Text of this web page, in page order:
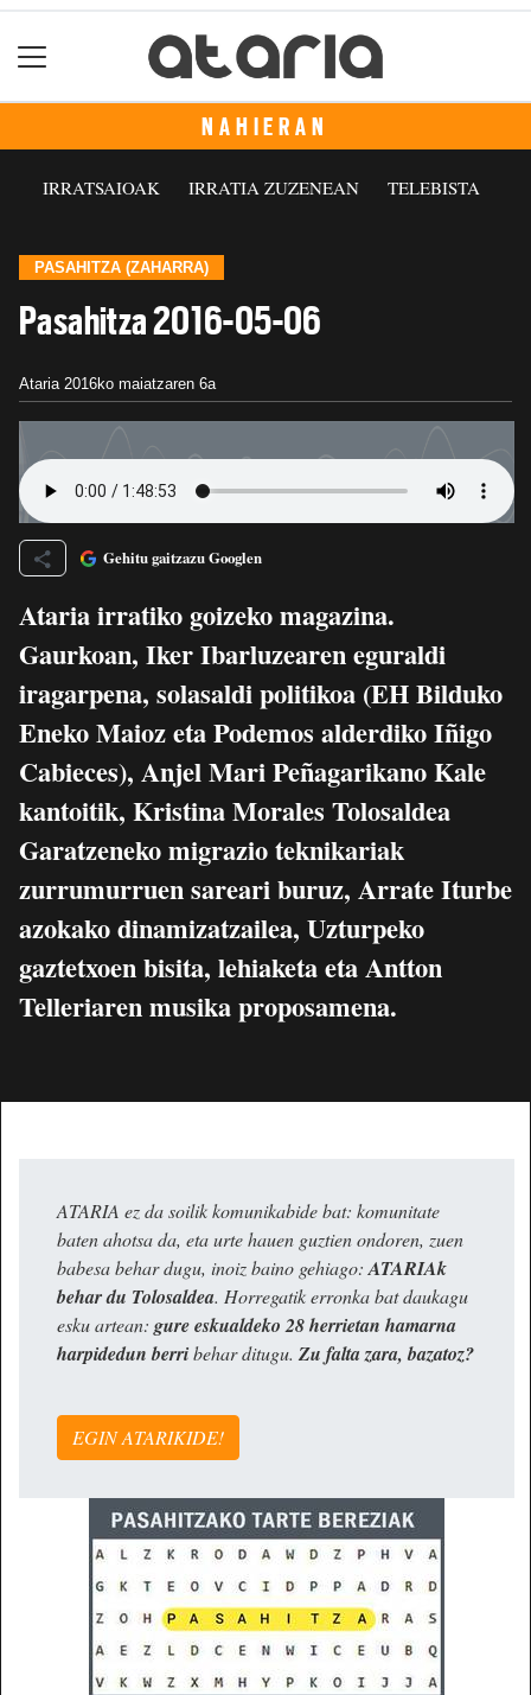
NAHIERAN
IRRATSAIOAK IRRATIA ZUZENEAN TELEBISTA
PASAHITZA (ZAHARRA)
Pasahitza 2016-05-06
Ataria 2016ko maiatzaren 6a
Gehitu gaitzazu Googlen
Ataria irratiko goizeko magazina.
Gaurkoan, Iker Ibarluzearen eguraldi
iragarpena, solasaldi politikoa (EH Bilduko
Eneko Maioz eta Podemos alderdiko Iñigo
Cabieces), Anjel Mari Peñagarikano Kale
kantoitik, Kristina Morales Tolosaldea
Garatzeneko migrazio teknikariak
zurrumurruen sareari buruz, Arrate Iturbe
azokako dinamizatzailea, Uzturpeko
gaztetxoen bisita, lehiaketa eta Antton
Telleriaren musika proposamena.
ATARIA ez da soilik komunikabide bat: komunitate
baten ahotsa da, eta urte hauen guztien ondoren, zuen
babesa behar dugu, inoiz baino gehiago:ATARIAk
behar du Tolosaldea. Horregatik erronka bat daukagu
esku artean: gure eskualdeko 28 herrietan hamarna
harpidedun berribehar ditugu. Zu falta zara, bazatoz?
EGIN ATARIKIDE!